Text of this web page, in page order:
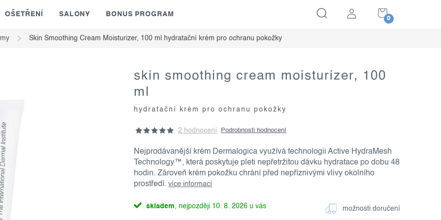
NÁKUPNÍ
KOŠÍK
OŠETŘENÍ SALONY BONUS PROGRAM
Skin Smoothing Cream Moisturizer, 100 ml hydratační krém pro ochranu pokožky
skin smoothing cream moisturizer, 100
ml
hydratační krém pro ochranu pokožky
2 hodnocení Podrobnosti hodnocení
Nejprodávanější krém Dermalogica využívá technologii Active HydraMesh
Technology™, která poskytuje pleti nepřetržitou dávku hydratace po dobu 48
hodin. Zároveň krém pokožku chrání před nepříznivými vlivy okolního
prostředí. více informací
skladem 10. 8. 2026 možnosti doručení